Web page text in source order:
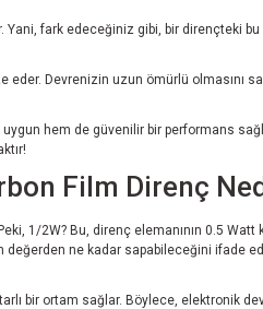
fark edeceğiniz gibi, bir dirençteki
eder. Devrenizin uzun ömürlü
hem de güvenilir bir performans
Film Direnç
1/2W? Bu, direnç elemanının 0.5
ne kadar sapabileceğini ifade
bir ortam sağlar. Böylece, elektronik